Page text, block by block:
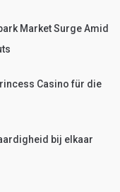
Market Surge Amid
Casino für die
bij elkaar